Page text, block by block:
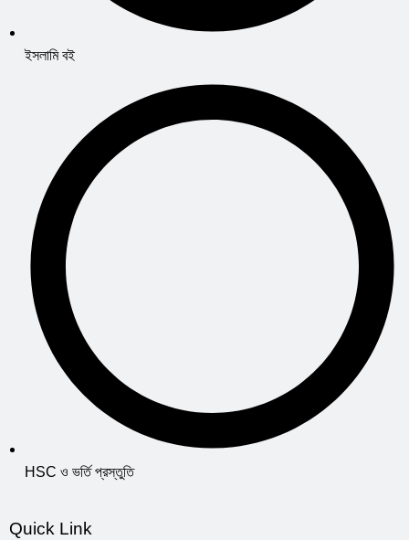
ইসলামি বই
HSC ও ভর্তি প্রস্তুতি
Quick Link